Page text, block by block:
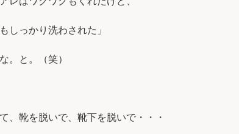
もしっかり洗わされた」
。と。（笑）
、靴を脱いで、靴下を脱いで・・・